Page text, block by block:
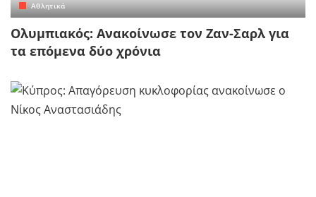
Αθλητικά
Ολυμπιακός: Ανακοίνωσε τον Ζαν-Σαρλ για
τα επόμενα δύο χρόνια